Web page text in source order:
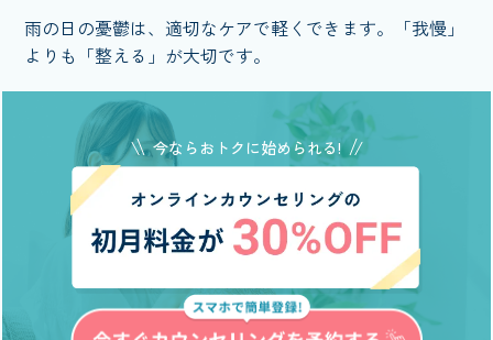
雨の日の憂鬱は、適切なケアで軽くできます。「我慢」
よりも「整える」が大切です。
今ならおトクに始められる!